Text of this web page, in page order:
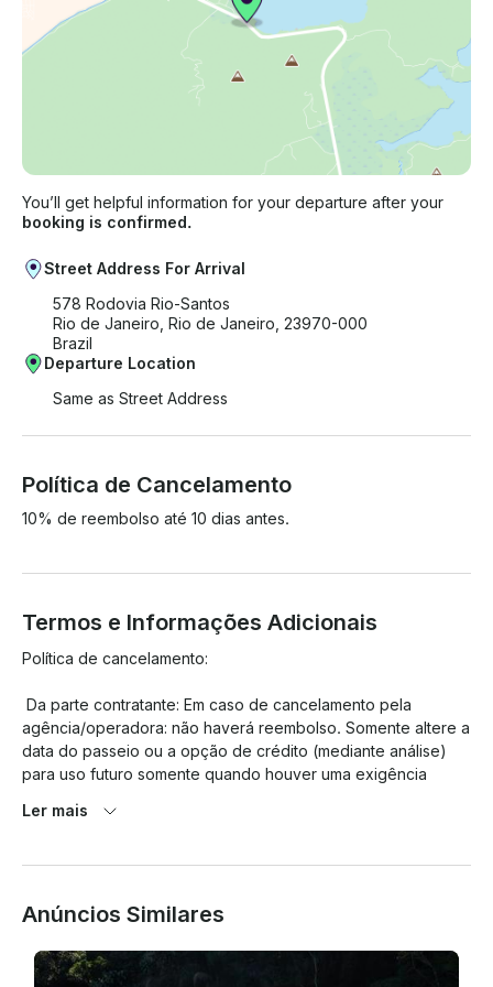
You’ll get helpful information for your departure after your
booking is confirmed.
Street Address For Arrival
578 Rodovia Rio-Santos
Rio de Janeiro, Rio de Janeiro, 23970-000
Brazil
Departure Location
Same as Street Address
Política de Cancelamento
10% de reembolso até 10 dias antes.
Termos e Informações Adicionais
Política de cancelamento:
agência/operadora: não haverá reembolso. Somente altere a
data do passeio ou a opção de crédito (mediante análise)
para uso futuro somente quando houver uma exigência
disponível. No entanto, para o Carnaval e o Réveillon, essas
devido a condições climáticas ou problemas de segurança, a
qualquer data ou opção de crédito disponível (mediante
análise), sem reembolso do valor pago se for um problema
Ler mais
Anúncios Similares